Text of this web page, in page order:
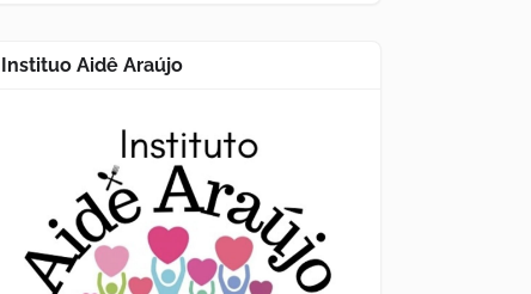
Instituo Aidê Araújo